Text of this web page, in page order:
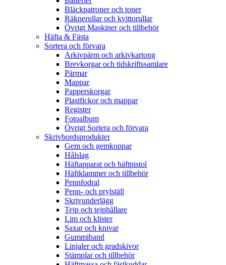
Bläckpatroner och toner
Räknerullar och kvittorullar
Övrigt Maskiner och tillbehör
Häfta & Fästa
Sortera och förvara
Arkivpärm och arkivkartong
Brevkorgar och tidskriftssamlare
Pärmar
Mappar
Papperskorgar
Plastfickor och mappar
Register
Fotoalbum
Övrigt Sortera och förvara
Skrivbordsprodukter
Gem och gemkoppar
Hålslag
Häftapparat och häftpistol
Häftklammer och tillbehör
Pennfodral
Penn- och prylställ
Skrivunderlägg
Tejp och tejphållare
Lim och klister
Saxar och knivar
Gummiband
Linjaler och gradskivor
Stämplar och tillbehör